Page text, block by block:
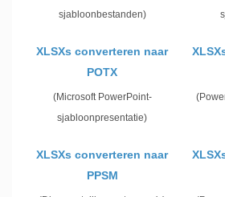
sjabloonbestanden)
XLSXs converteren naar
POTX
(Microsoft PowerPoint-
sjabloonpresentatie)
XLSXs converteren naar
PPSM